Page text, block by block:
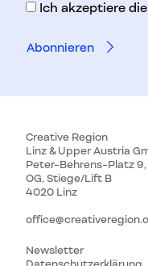
Ich akzeptiere die
Creative Region
Linz & Upper Austria
Peter-Behrens-Platz 9,
OG, Stiege/Lift B
4020 Linz
Newsletter